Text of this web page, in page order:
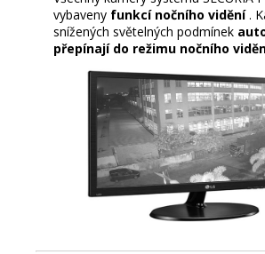
vybaveny funkcí nočního vidění.
snížených světelných podmínek
přepínají do režimu nočního